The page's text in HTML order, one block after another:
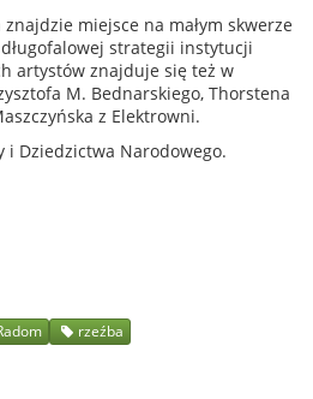
miejsce na małym skwerze
strategii instytucji
artystów znajduje się też w
M. Bednarskiego, Thorstena
z Elektrowni.
Dziedzictwa Narodowego.
rzeźba